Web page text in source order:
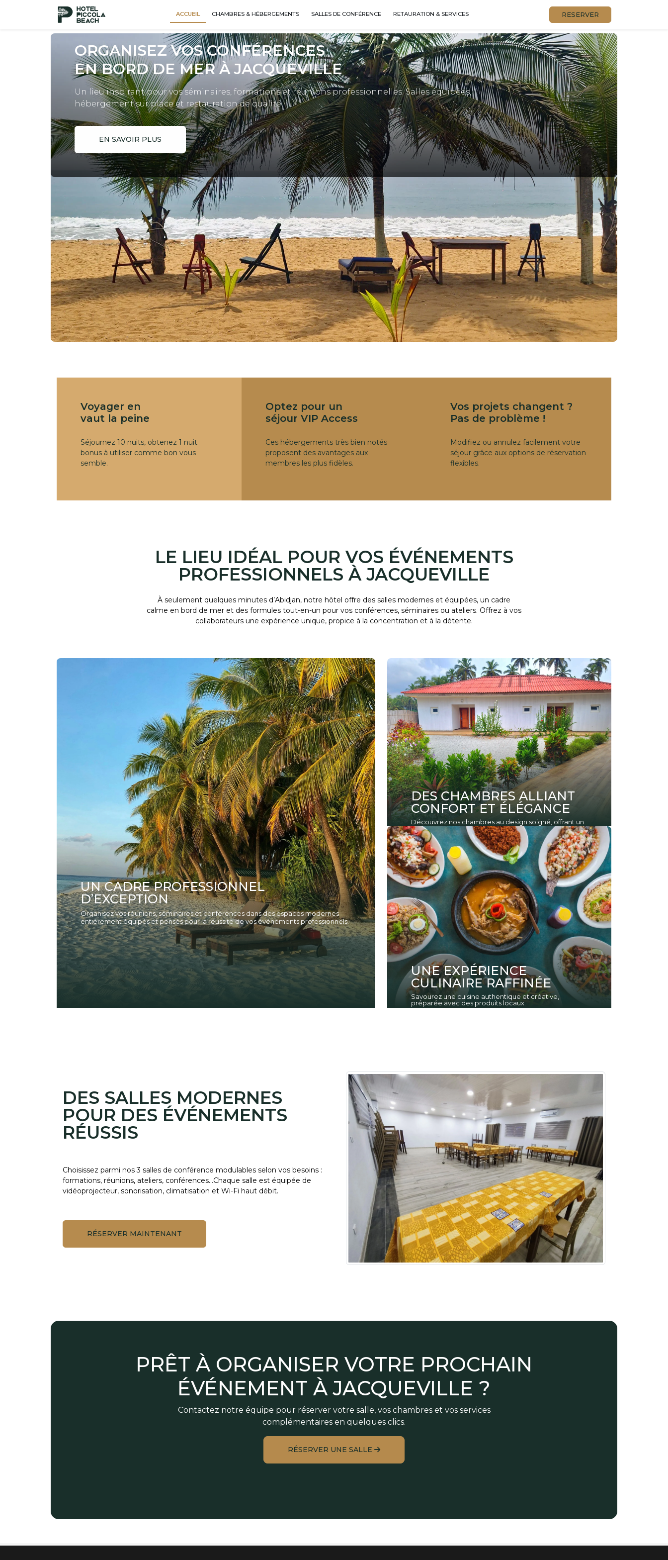
ACCUEIL CHAMBRES & HÉBERGEMENTS SALLES DE CONFÉRENCE RETAURATION & SERVICES RESERVER
ORGANISEZ VOS CONFÉRENCES
EN BORD DE MER À JACQUEVILLE
Un lieu inspirant pour vos séminaires, formations et réunions professionnelles. Salles équipées,
hébergement sur place et restauration de qualité.
EN SAVOIR PLUS
Voyager en
vaut la peine
Séjournez 10 nuits, obtenez 1 nuit
bonus à utiliser comme bon vous
semble.
Optez pour un
séjour VIP Access
Ces hébergements très bien notés
proposent des avantages aux
membres les plus fidèles.
Vos projets changent ?
Pas de problème !
Modifiez ou annulez facilement votre
séjour grâce aux options de réservation
flexibles.
LE LIEU IDÉAL POUR VOS ÉVÉNEMENTS
PROFESSIONNELS À JACQUEVILLE
À seulement quelques minutes d’Abidjan, notre hôtel offre des salles modernes et équipées, un cadre
calme en bord de mer et des formules tout-en-un pour vos conférences, séminaires ou ateliers. Offrez à vos
collaborateurs une expérience unique, propice à la concentration et à la détente.
UN CADRE PROFESSIONNEL
D’EXCEPTION
Organisez vos réunions, séminaires et conférences dans des espaces modernes
entièrement équipés et pensés pour la réussite de vos événements professionnels.
DES CHAMBRES ALLIANT
CONFORT ET ÉLÉGANCE
Découvrez nos chambres au design soigné, offrant un
confort absolu pour votre séjour.
UNE EXPÉRIENCE
CULINAIRE RAFFINÉE
Savourez une cuisine authentique et créative,
préparée avec des produits locaux.
DES SALLES MODERNES
POUR DES ÉVÉNEMENTS
RÉUSSIS
Choisissez parmi nos 3 salles de conférence modulables selon vos besoins :
formations, réunions, ateliers, conférences…Chaque salle est équipée de
vidéoprojecteur, sonorisation, climatisation et Wi-Fi haut débit.
RÉSERVER MAINTENANT
PRÊT À ORGANISER VOTRE PROCHAIN
ÉVÉNEMENT À JACQUEVILLE ?
Contactez notre équipe pour réserver votre salle, vos chambres et vos services
complémentaires en quelques clics.
RÉSERVER UNE SALLE